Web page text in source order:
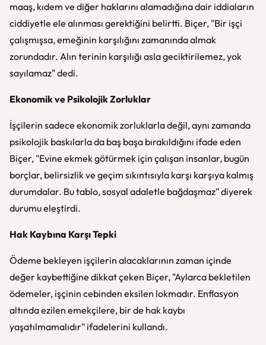
maaş, kıdem ve diğer haklarını alamadığına dair iddiaların
ciddiyetle ele alınması gerektiğini belirtti. Biçer, "Bir işçi
çalışmışsa, emeğinin karşılığını zamanında almak
zorundadır. Alın terinin karşılığı asla geciktirilemez, yok
sayılamaz" dedi.
Ekonomik ve Psikolojik Zorluklar
İşçilerin sadece ekonomik zorluklarla değil, aynı zamanda
psikolojik baskılarla da baş başa bırakıldığını ifade eden
Biçer, "Evine ekmek götürmek için çalışan insanlar, bugün
borçlar, belirsizlik ve geçim sıkıntısıyla karşı karşıya kalmış
durumdalar. Bu tablo, sosyal adaletle bağdaşmaz" diyerek
durumu eleştirdi.
Hak Kaybına Karşı Tepki
Ödeme bekleyen işçilerin alacaklarının zaman içinde
değer kaybettiğine dikkat çeken Biçer, "Aylarca bekletilen
ödemeler, işçinin cebinden eksilen lokmadır. Enflasyon
altında ezilen emekçilere, bir de hak kaybı
yaşatılmamalıdır" ifadelerini kullandı.